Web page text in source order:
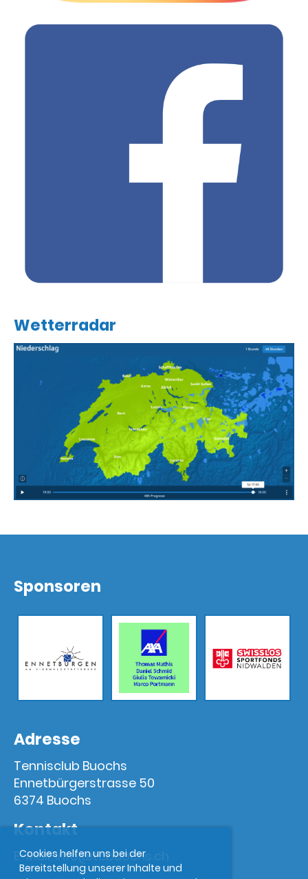
Cookies helfen uns bei der
Bereitstellung unserer Inhalte und
Wetterradar
Sponsoren
Adresse
Tennisclub Buochs
Ennetbürgerstrasse 50
6374 Buochs
Kontakt
E-Mail:info@tcbuochs.ch